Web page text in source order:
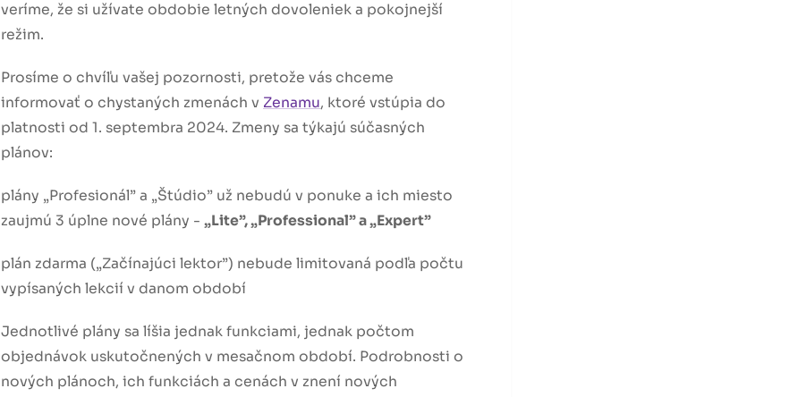
veríme, že si užívate obdobie letných dovoleniek a pokojnejší
režim.
Prosíme o chvíľu vašej pozornosti, pretože vás chceme
informovať o chystaných zmenách v Zenamu, ktoré vstúpia do
platnosti od 1. septembra 2024. Zmeny sa týkajú súčasných
plánov:
plány „Profesionál” a „Štúdio” už nebudú v ponuke a ich miesto
zaujmú 3 úplne nové plány - „Lite”, „Professional” a „Expert”
plán zdarma („Začínajúci lektor”) nebude limitovaná podľa počtu
vypísaných lekcií v danom období
Jednotlivé plány sa líšia jednak funkciami, jednak počtom
objednávok uskutočnených v mesačnom období. Podrobnosti o
nových plánoch, ich funkciách a cenách v znení nových